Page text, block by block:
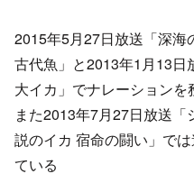
2015年5月27日放送「深海
古代魚」と2013年1月13日
大イカ」でナレーションを
また2013年7月27日放送
説のイカ 宿命の闘い」で
ている